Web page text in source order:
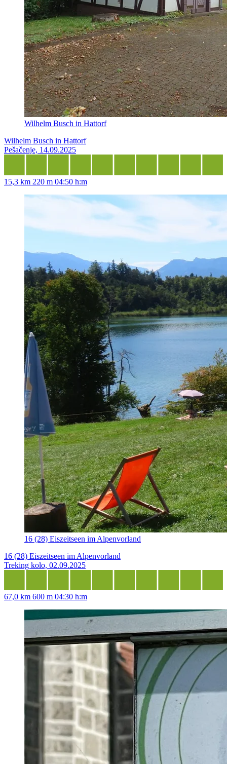
Wilhelm Busch in Hattorf
Wilhelm Busch in Hattorf
Pešačenje, 14.09.2025
15,3 km 220 m 04:50 h:m
16 (28) Eiszeitseen im Alpenvorland
16 (28) Eiszeitseen im Alpenvorland
Treking kolo, 02.09.2025
67,0 km 600 m 04:30 h:m